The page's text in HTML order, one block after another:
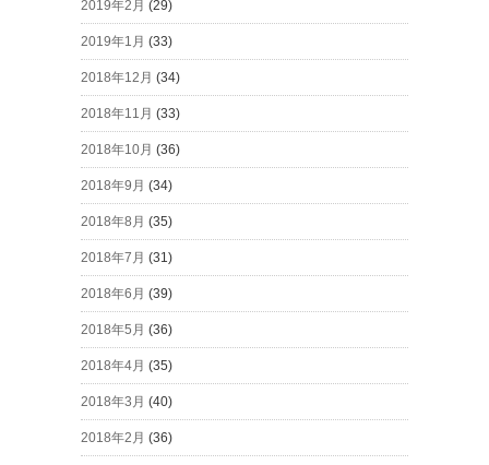
2019年2月 (29)
2019年1月 (33)
2018年12月 (34)
2018年11月 (33)
2018年10月 (36)
2018年9月 (34)
2018年8月 (35)
2018年7月 (31)
2018年6月 (39)
2018年5月 (36)
2018年4月 (35)
2018年3月 (40)
2018年2月 (36)